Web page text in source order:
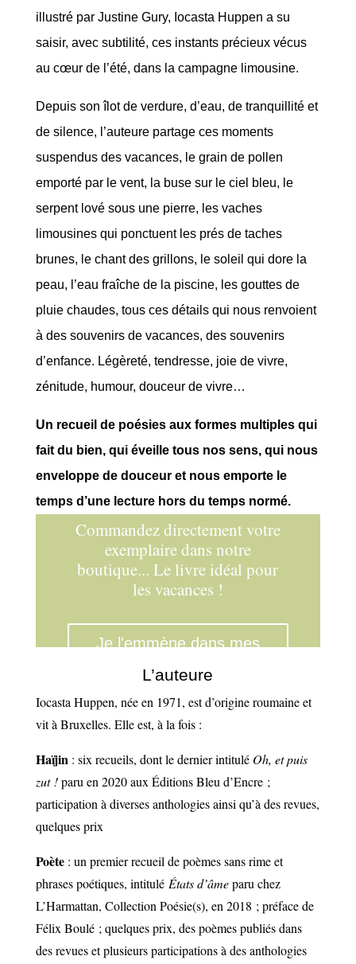
illustré par Justine Gury, Iocasta Huppen a su
saisir, avec subtilité, ces instants précieux vécus
au cœur de l’été, dans la campagne limousine.
Depuis son îlot de verdure, d’eau, de tranquillité et
de silence, l’auteure partage ces moments
suspendus des vacances, le grain de pollen
emporté par le vent, la buse sur le ciel bleu, le
serpent lové sous une pierre, les vaches
limousines qui ponctuent les prés de taches
brunes, le chant des grillons, le soleil qui dore la
peau, l’eau fraîche de la piscine, les gouttes de
pluie chaudes, tous ces détails qui nous renvoient
à des souvenirs de vacances, des souvenirs
d’enfance. Légèreté, tendresse, joie de vivre,
zénitude, humour, douceur de vivre…
Un recueil de poésies aux formes multiples qui
fait du bien, qui éveille tous nos sens, qui nous
enveloppe de douceur et nous emporte le
temps d’une lecture hors du temps normé.
Commandez directement votre
exemplaire dans notre
boutique... Le livre idéal pour
les vacances !
Je l'emmène dans mes
bagages
L’auteure
Iocasta Huppen, née en 1971, est d’origine roumaine et
vit à Bruxelles. Elle est, à la fois :
Haïjin: six recueils, dont le dernier intitulé Oh, et puis
zut !paru en 2020 aux Éditions Bleu d’Encre ;
participation à diverses anthologies ainsi qu’à des revues,
quelques prix
Poète: un premier recueil de poèmes sans rime et
phrases poétiques, intitulé États d’âmeparu chez
L’Harmattan, Collection Poésie(s), en 2018 ; préface de
Félix Boulé ; quelques prix, des poèmes publiés dans
des revues et plusieurs participations à des anthologies